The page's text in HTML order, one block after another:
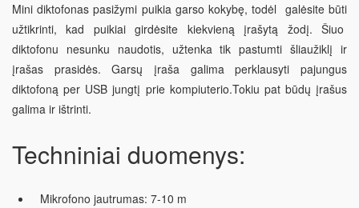
Mini diktofonaspasižymi puikia garso kokybę, todėl galėsite būti
užtikrinti, kad puikiai girdėsite kiekvieną įrašytą žodį. Šiuo
diktofonu nesunku naudotis, užtenka tik pastumti šliaužiklį ir
įrašas prasidės. Garsų įraša galima perklausyti pajungus
diktofoną per USB jungtį prie kompiuterio.Tokiu pat būdų įrašus
galima ir ištrinti.
Techniniai duomenys:
Mikrofono jautrumas: 7-10 m